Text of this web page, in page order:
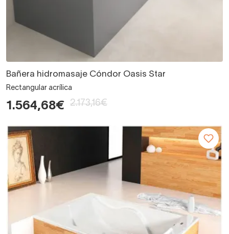
Bañera hidromasaje Cóndor Oasis Star
Rectangular acrílica
1.564,68€ 2.173,16€